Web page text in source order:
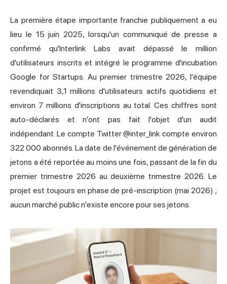
La première étape importante franchie publiquement a eu
lieu le 15 juin 2025, lorsqu'un communiqué de presse a
confirmé qu'Interlink Labs avait dépassé le million
d'utilisateurs inscrits et intégré le programme d'incubation
Google for Startups. Au premier trimestre 2026, l'équipe
revendiquait 3,1 millions d'utilisateurs actifs quotidiens et
environ 7 millions d'inscriptions au total. Ces chiffres sont
auto-déclarés et n'ont pas fait l'objet d'un audit
indépendant. Le compte Twitter @inter_link compte environ
322 000 abonnés. La date de l'événement de génération de
jetons a été reportée au moins une fois, passant de la fin du
premier trimestre 2026 au deuxième trimestre 2026. Le
projet est toujours en phase de pré-inscription (mai 2026) ;
aucun marché public n'existe encore pour ses jetons.